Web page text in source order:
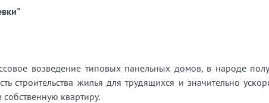
возведение типовых панельных домов, в народе
строительства жилья для трудящихся и значительно
собственную квартиру.